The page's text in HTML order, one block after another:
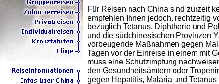
Für Reisen nach China sind zurzeit
empfehlen Ihnen jedoch, rechtzeitig
bezüglich Tetanus, Diphtherie und
und die südchinesischen Provinzen
vorbeugende Maßnahmen gegen
Tagen vor der Einreise in einem mit
muss eine Schutzimpfung
den Gesundheitsämtern oder
gegen Hepatitis, Malaria und